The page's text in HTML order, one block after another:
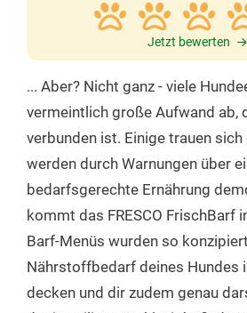
20
30
60
Frisches Muskelfleisch vom Rind
Rinderherz (10%), Frischer
Frische Rinderknochen (10%),
Frische Rinderleber (3%), Karotten
(3%), Frische naturbelassene Äpfel
kaltgepresstes Sonnenblumenöl
(0,6%), Lachsöl (0,4%), Hagebutten
(0,4%), Seealgenmehl (0,1%)
Pferd:
Pferdeknochen (13%), Frisches
Jetzt bewerten
... Aber? Nicht ganz - viele
vermeintlich große Aufwand ab,
verbunden ist. Einige trauen sich
werden durch Warnungen über
bedarfsgerechte Ernährung
kommt das FRESCO FrischBarf
Barf-Menüs wurden so
Nährstoffbedarf deines Hundes
decken und dir zudem genau